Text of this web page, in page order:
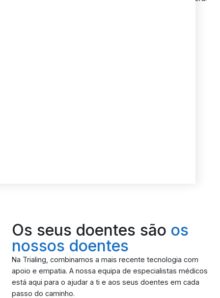
Os seus doentes são os
nossos doentes
Na Trialing, combinamos a mais recente tecnologia com
apoio e empatia. A nossa equipa de especialistas médicos
está aqui para o ajudar a ti e aos seus doentes em cada
passo do caminho.